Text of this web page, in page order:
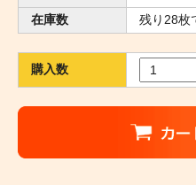
在庫数
残り28枚
購入数